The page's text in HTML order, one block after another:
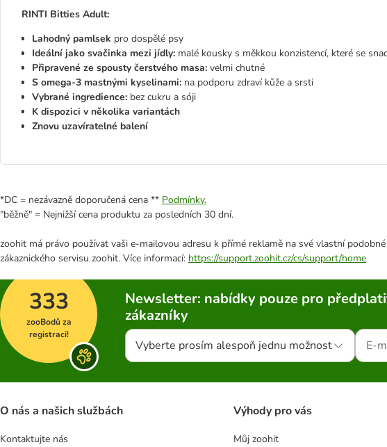
RINTI Bitties Adult:
Lahodný pamlsek pro dospělé psy
Ideální jako svačinka mezi jídly: malé kousky s měkkou konzistencí, které se
Připravené ze spousty čerstvého masa: velmi chutné
S omega-3 mastnými kyselinami: na podporu zdraví kůže a srsti
Vybrané ingredience: bez cukru a sóji
K dispozici v několika variantách
Znovu uzavíratelné balení
*DC = nezávazně doporučená cena ** Podmínky.
"běžně" = Nejnižší cena produktu za posledních 30 dní.
zoohit má právo používat vaši e-mailovou adresu k přímé reklamě na své vlastní
zákaznického servisu zoohit. Více informací: https://support.zoohit.cz/cs/support/home
333
zooBodů za
registraci!
Newsletter: nabídky pouze pro
zákazníky
Vyberte prosím alespoň jednu možnost
O nás a našich službách
Kontaktujte nás
Výhody pro vás
Můj zoohit